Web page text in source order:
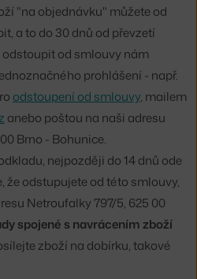
"na objednávku" můžete od
a to do 30 dnů od převzetí
od smlouvy nám
prohlášení - např.
odstoupení od smlouvy, mailem
anebo poštou na naši adresu
Brno - Bohunice.
nejpozději do 14 dnů ode
že odstupujete od této smlouvy,
Netroufalky 797/5, 625 00
spojené s navrácením zboží
zboží na dobírku, takové